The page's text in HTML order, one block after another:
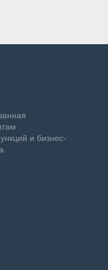
и бизнес-